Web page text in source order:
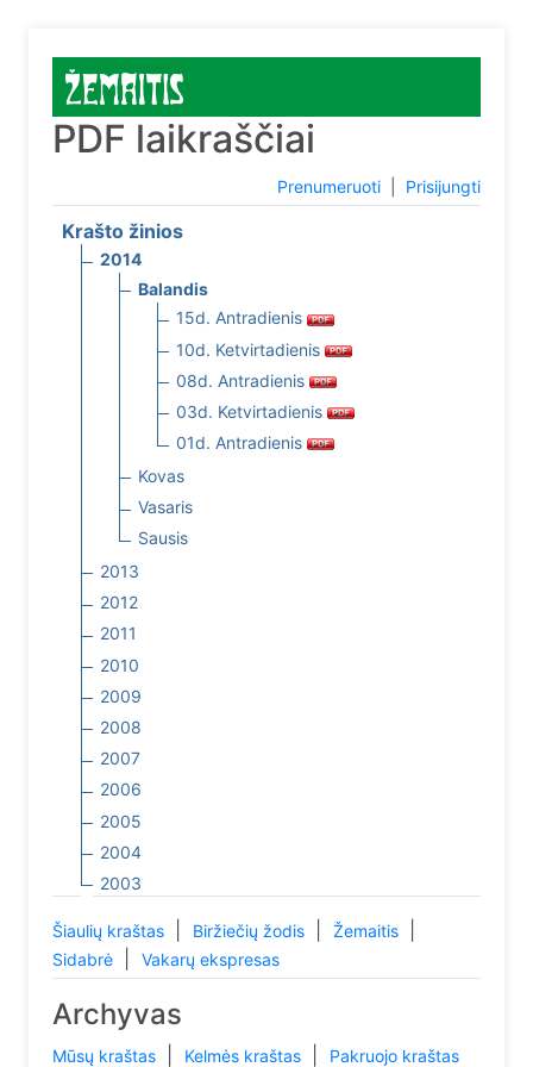
PDF laikraščiai
Prenumeruoti Prisijungti
Krašto žinios
2014
Balandis
15d. Antradienis
10d. Ketvirtadienis
08d. Antradienis
03d. Ketvirtadienis
01d. Antradienis
Kovas
Vasaris
Sausis
2013
2012
2011
2010
2009
2008
2007
2006
2005
2004
2003
Šiaulių kraštas Biržiečių žodis Žemaitis
Sidabrė Vakarų ekspresas
Archyvas
Mūsų kraštas Kelmės kraštas Pakruojo kraštas